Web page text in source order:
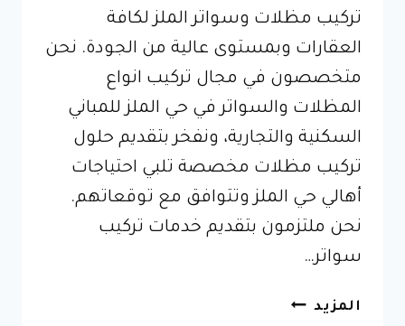
تركيب مظلات وسواتر الملز لكافة
العقارات وبمستوى عالية من الجودة. نحن
متخصصون في مجال تركيب انواع
المظلات والسواتر في حي الملز للمباني
السكنية والتجارية، ونفخر بتقديم حلول
تركيب مظلات مخصصة تلبي احتياجات
أهالي حي الملز وتتوافق مع توقعاتهم.
نحن ملتزمون بتقديم خدمات تركيب
سواتر…
المزيد اسعار